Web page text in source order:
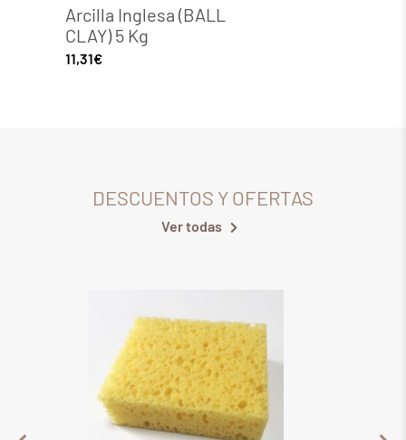
Arcilla Inglesa (BALL
CLAY) 5 Kg
11,31€
DESCUENTOS Y OFERTAS
Ver todas